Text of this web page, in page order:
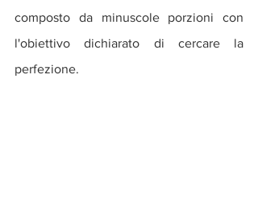
composto da minuscole porzioni con
l'obiettivo dichiarato di cercare la
perfezione.